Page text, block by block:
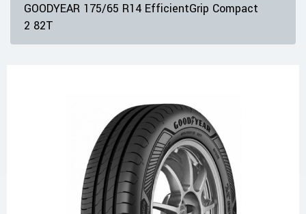
GOODYEAR 175/65 R14 EfficientGrip Compact
2 82T